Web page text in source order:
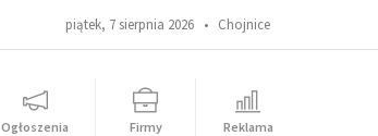
piątek, 7 sierpnia 2026 • Chojnice
Ogłoszenia Firmy Reklama